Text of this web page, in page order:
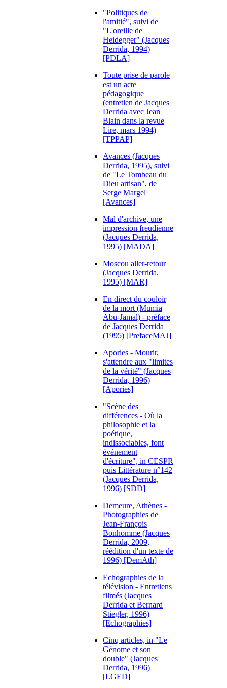
"Politiques de
l'amitié", suivi de
"L'oreille de
Heidegger" (Jacques
Derrida, 1994)
[PDLA]
Toute prise de parole
est un acte
pédagogique
(entretien de Jacques
Derrida avec Jean
Blain dans la revue
Lire, mars 1994)
[TPPAP]
Avances (Jacques
Derrida, 1995), suivi
de "Le Tombeau du
Dieu artisan", de
Serge Margel
[Avances]
Mal d'archive, une
impression freudienne
(Jacques Derrida,
1995) [MADA]
Moscou aller-retour
(Jacques Derrida,
1995) [MAR]
En direct du couloir
de la mort (Mumia
Abu-Jamal) - préface
de Jacques Derrida
(1995) [PrefaceMAJ]
Apories - Mourir,
s'attendre aux "limites
de la vérité" (Jacques
Derrida, 1996)
[Apories]
"Scène des
différences - Où la
philosophie et la
poétique,
indissociables, font
événement
d'écriture", in CESPR
puis Littérature n°142
(Jacques Derrida,
1996) [SDD]
Demeure, Athènes -
Photographies de
Jean-François
Bonhomme (Jacques
Derrida, 2009,
réédition d'un texte de
1996) [DemAth]
Echographies de la
télévision - Entretiens
filmés (Jacques
Derrida et Bernard
Stiegler, 1996)
[Echographies]
Cinq articles, in "Le
Génome et son
double" (Jacques
Derrida, 1996)
[LGED]